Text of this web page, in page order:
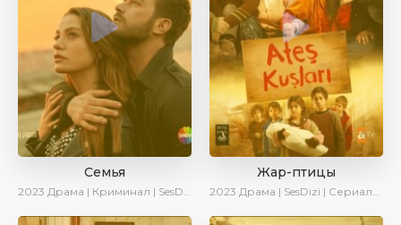
Семья
2023 Драма | Криминал | SesDizi | Ирина Котова | AveTurk | Сериалы 2023
Жар-птицы
2023 Драма | SesDizi | Сериалы 2023